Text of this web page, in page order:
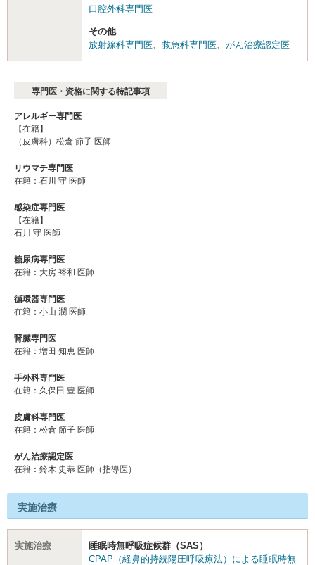
口腔外科専門医
その他
放射線科専門医
救急科専門医 がん治療認定医
専門医・資格に関する特記事項
アレルギー専門医
【在籍】
（皮膚科）松倉 節子 医師
リウマチ専門医
在籍：石川 守 医師
感染症専門医
【在籍】
石川 守 医師
糖尿病専門医
在籍：大房 裕和 医師
循環器専門医
在籍：小山 潤 医師
腎臓専門医
在籍：増田 知恵 医師
手外科専門医
在籍：久保田 豊 医師
皮膚科専門医
在籍：松倉 節子 医師
がん治療認定医
在籍：鈴木 史恭 医師（指導医）
実施治療
実施治療
睡眠時無呼吸症候群（SAS）
CPAP（経鼻的持続陽圧呼吸療法）による睡眠時無